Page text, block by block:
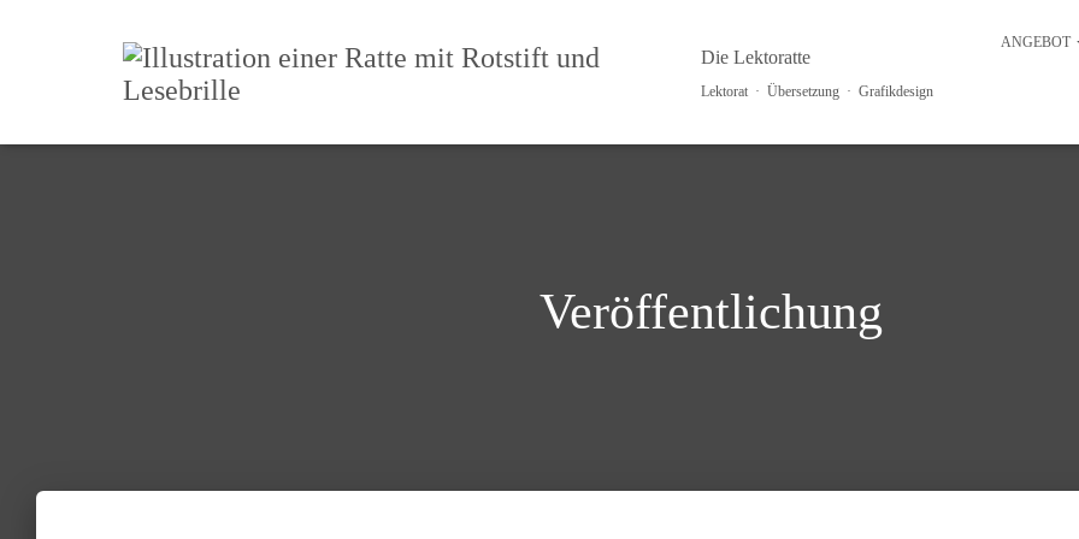
Die Lektoratte
Lektorat · Übersetzung · Grafikdesign
ANGEBOT
Veröffentlichung